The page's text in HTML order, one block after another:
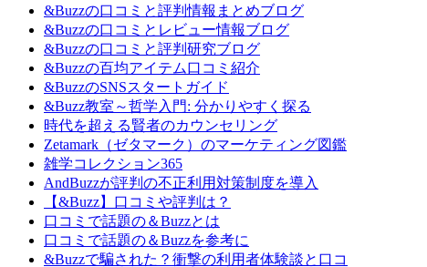
&Buzzの口コミと評判情報まとめブログ
&Buzzの口コミとレビュー情報ブログ
&Buzzの口コミと評判研究ブログ
&Buzzの百均アイテム口コミ紹介
&BuzzのSNSスタートガイド
&Buzz教室～哲学入門: 分かりやすく探る
時代を超える賢者のカウンセリング
Zetamark（ゼタマーク）のマーケティング図鑑
雑学コレクション365
AndBuzzが評判の不正利用対策制度を導入
【&Buzz】口コミや評判は？
口コミで話題の＆Buzzとは
口コミで話題の＆Buzzを参考に
&Buzzで騙された？衝撃の利用者体験談と口コ